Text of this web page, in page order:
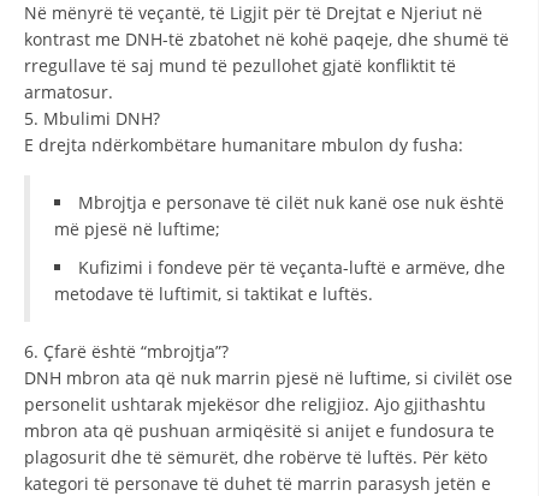
Në mënyrë të veçantë, të Ligjit për të Drejtat e Njeriut në
kontrast me DNH-të zbatohet në kohë paqeje, dhe shumë të
rregullave të saj mund të pezullohet gjatë konfliktit të
armatosur.
5. Mbulimi DNH?
E drejta ndërkombëtare humanitare mbulon dy fusha:
Mbrojtja e personave të cilët nuk kanë ose nuk është
më pjesë në luftime;
Kufizimi i fondeve për të veçanta-luftë e armëve, dhe
metodave të luftimit, si taktikat e luftës.
6. Çfarë është “mbrojtja”?
DNH mbron ata që nuk marrin pjesë në luftime, si civilët ose
personelit ushtarak mjekësor dhe religjioz. Ajo gjithashtu
mbron ata që pushuan armiqësitë si anijet e fundosura te
plagosurit dhe të sëmurët, dhe robërve të luftës. Për këto
kategori të personave të duhet të marrin parasysh jetën e